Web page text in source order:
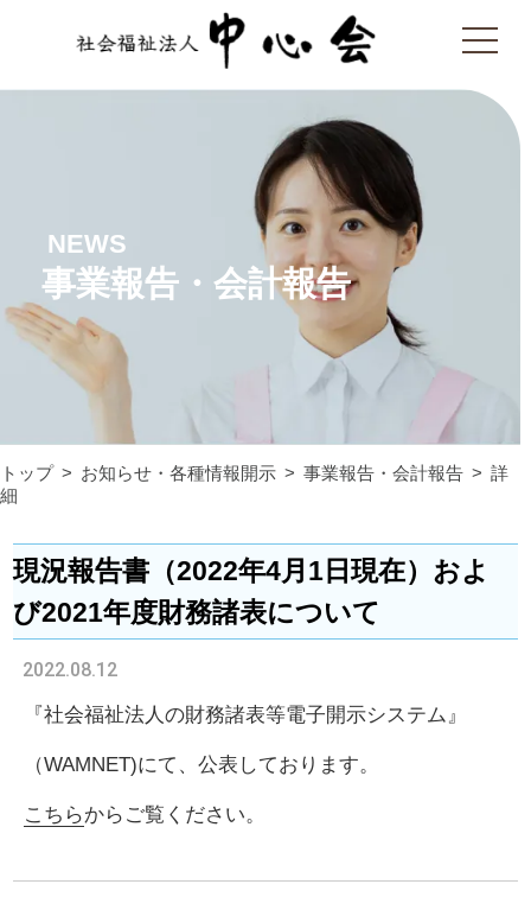
NEWS
事業報告・会計報告
トップ お知らせ・各種情報開示 事業報告・会計報告
詳
細
現況報告書（2022年4月1日現在）およ
び2021年度財務諸表について
2022.08.12
『社会福祉法人の財務諸表等電子開示システム』
（WAMNET)にて、公表しております。
こちらからご覧ください。